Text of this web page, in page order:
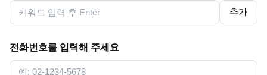
추가
전화번호를 입력해 주세요